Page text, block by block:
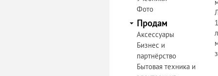
Фото
Продам
Аксессуары
Бизнес и
партнёрство
Бытовая техника и